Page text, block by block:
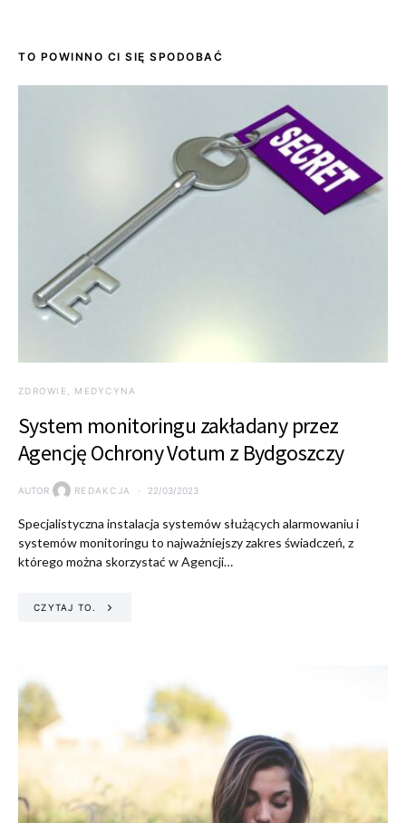
TO POWINNO CI SIĘ SPODOBAĆ
ZDROWIE, MEDYCYNA
System monitoringu zakładany przez
Agencję Ochrony Votum z Bydgoszczy
AUTOR REDAKCJA 22/03/2023
Specjalistyczna instalacja systemów służących alarmowaniu i
systemów monitoringu to najważniejszy zakres świadczeń, z
którego można skorzystać w Agencji…
CZYTAJ TO.